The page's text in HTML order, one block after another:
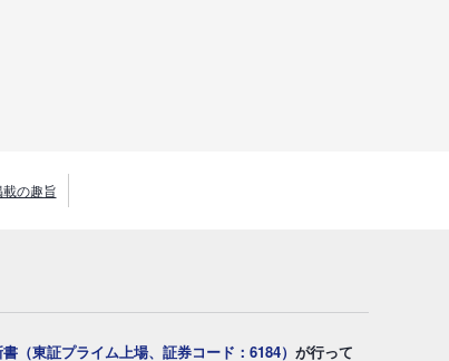
の趣旨
（東証プライム上場、証券コード：6184） が行って